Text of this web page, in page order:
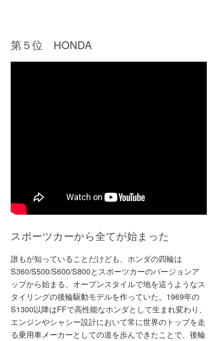
第５位 HONDA
スポーツカーから全てが始まった
誰もが知っていることだけども、ホンダの四輪は
S360/S500/S600/S800とスポーツカーのバージョンア
ップから始まる。オープンスタイルで地を這うようなス
タイリングの後輪駆動モデルを作っていた。1969年の
S1300以降はFFで高性能なホンダとして生まれ変わり、
エンジンやシャシー設計において常に世界のトップを走
る乗用車メーカーとしての道を歩んできたことで、後輪